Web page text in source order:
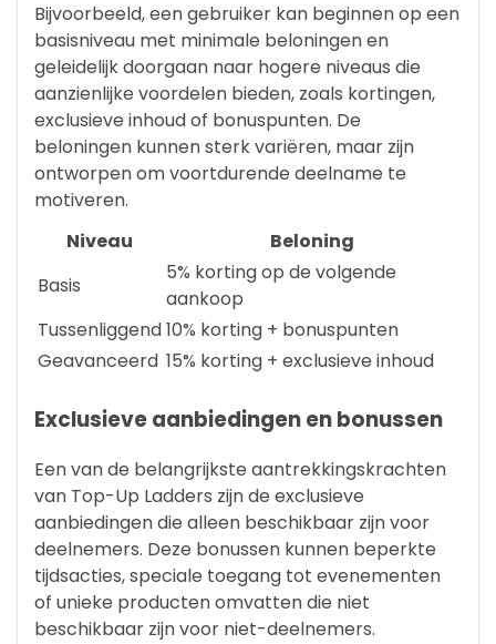
Bijvoorbeeld, een gebruiker kan beginnen op een
basisniveau met minimale beloningen en
geleidelijk doorgaan naar hogere niveaus die
aanzienlijke voordelen bieden, zoals kortingen,
exclusieve inhoud of bonuspunten. De
beloningen kunnen sterk variëren, maar zijn
ontworpen om voortdurende deelname te
motiveren.
Niveau
Beloning
Basis
5% korting op de volgende
aankoop
Tussenliggend10% korting + bonuspunten
Geavanceerd 15% korting + exclusieve inhoud
Exclusieve aanbiedingen en bonussen
Een van de belangrijkste aantrekkingskrachten
van Top-Up Ladders zijn de exclusieve
aanbiedingen die alleen beschikbaar zijn voor
deelnemers. Deze bonussen kunnen beperkte
tijdsacties, speciale toegang tot evenementen
of unieke producten omvatten die niet
beschikbaar zijn voor niet-deelnemers.